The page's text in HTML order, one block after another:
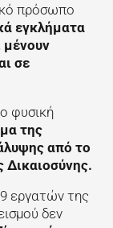
πρόσωπο
εγκλήματα
μένουν
σε
φυσική
της
από το
Δικαιοσύνης.
εργατών της
δεν